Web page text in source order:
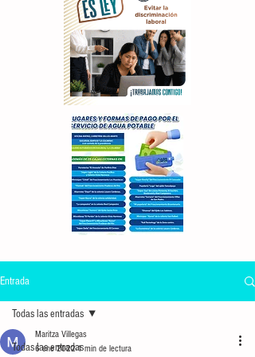
Entrada
Todas las entradas
Todas las entradas
Maritza Villegas
6 ene 20221 min de lectura